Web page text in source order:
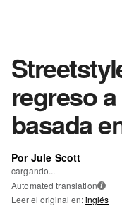
regreso
basada
Por Jule Scott
cargando...
Automated translation i
Leer el original en:inglés